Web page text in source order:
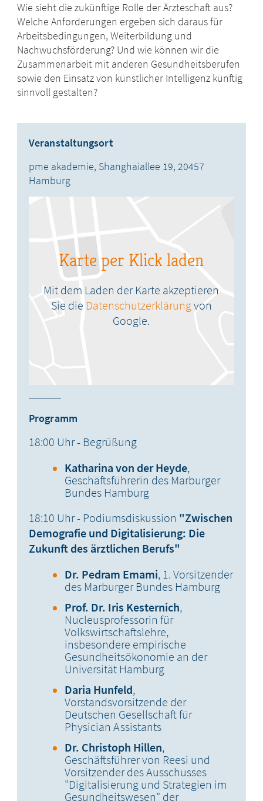
Wie sieht die zukünftige Rolle der Ärzteschaft aus?
Welche Anforderungen ergeben sich daraus für
Arbeitsbedingungen, Weiterbildung und
Nachwuchsförderung? Und wie können wir die
Zusammenarbeit mit anderen Gesundheitsberufen
sowie den Einsatz von künstlicher Intelligenz künftig
sinnvoll gestalten?
Veranstaltungsort
pme akademie, Shanghaiallee 19, 20457
Hamburg
Karte per Klick laden
Mit dem Laden der Karte akzeptieren
Sie die Datenschutzerklärungvon
Google.
Programm
18:00 Uhr - Begrüßung
Katharina von der Heyde,
Geschäftsführerin des Marburger
Bundes Hamburg
18:10 Uhr - Podiumsdiskussion "Zwischen
Demografie und Digitalisierung: Die
Zukunft des ärztlichen Berufs"
Dr. Pedram Emami, 1. Vorsitzender
des Marburger Bundes Hamburg
Prof. Dr. Iris Kesternich,
Nucleusprofessorin für
Volkswirtschaftslehre,
insbesondere empirische
Gesundheitsökonomie an der
Universität Hamburg
Daria Hunfeld,
Vorstandsvorsitzende der
Deutschen Gesellschaft für
Physician Assistants
Dr. Christoph Hillen,
Geschäftsführer von Reesi und
Vorsitzender des Ausschusses
"Digitalisierung und Strategien im
Gesundheitswesen" der